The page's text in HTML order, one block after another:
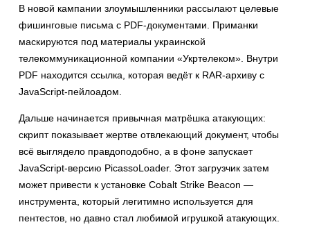
В новой кампании злоумышленники рассылают целевые
фишинговые письма с PDF-документами. Приманки
маскируются под материалы украинской
телекоммуникационной компании «Укртелеком». Внутри
PDF находится ссылка, которая ведёт к RAR-архиву с
JavaScript-пейлоадом.
Дальше начинается привычная матрёшка атакующих:
скрипт показывает жертве отвлекающий документ, чтобы
всё выглядело правдоподобно, а в фоне запускает
JavaScript-версию PicassoLoader. Этот загрузчик затем
может привести к установке Cobalt Strike Beacon —
инструмента, который легитимно используется для
пентестов, но давно стал любимой игрушкой атакующих.